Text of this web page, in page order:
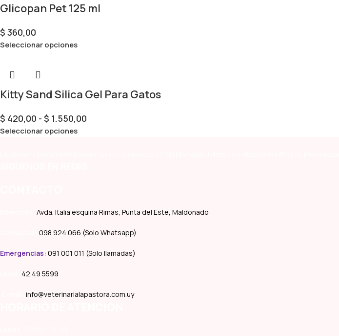
Glicopan Pet 125 ml
$ 360,00
Seleccionar opciones
Kitty Sand Silica Gel Para Gatos
$ 420,00 - $ 1.550,00
Seleccionar opciones
Avda. Italia esquina Rimas, Punta del Este, Maldonado
098 924 066 (Solo Whatsapp)
Emergencias: 091 001 011 (Solo llamadas)
42 49 5599
info@veterinarialapastora.com.uy